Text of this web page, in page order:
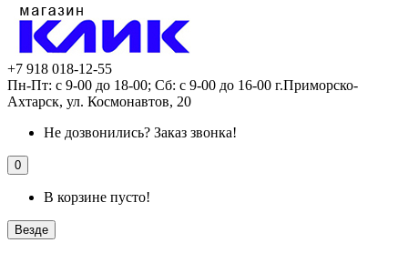
+7 918 018-12-55
Пн-Пт: с 9-00 до 18-00; Сб: с 9-00 до 16-00 г.Приморско-
Ахтарск, ул. Космонавтов, 20
Не дозвонились? Заказ звонка!
0
В корзине пусто!
Везде